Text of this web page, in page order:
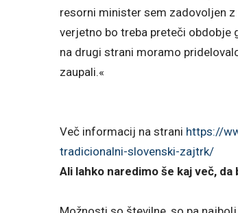
resorni minister sem zadovoljen z
verjetno bo treba preteči obdobje
na drugi strani moramo
zaupali.«
Več informacij na strani https://
tradicionalni-slovenski-zajtrk/
Ali lahko naredimo še kaj več,